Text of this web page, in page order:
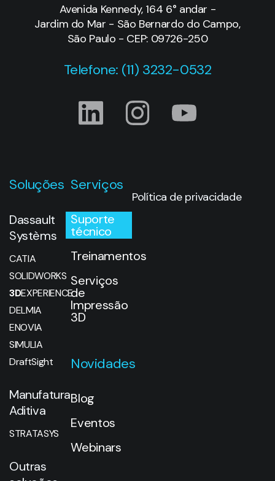
Avenida Kennedy, 164 6° andar -
Jardim do Mar - São Bernardo do Campo,
São Paulo - CEP: 09726-250
Telefone: (11) 3232-0532
Soluções
Dassault
Systèms
CATIA
SOLIDWORKS
3DEXPERIENCE
DELMIA
ENOVIA
SIMULIA
DraftSight
Manufatura
Aditiva
STRATASYS
Outras
Serviços
Suporte
técnico
Treinamentos
Serviços
de
Impressão
3D
Novidades
Blog
Eventos
Webinars
Política de privacidade